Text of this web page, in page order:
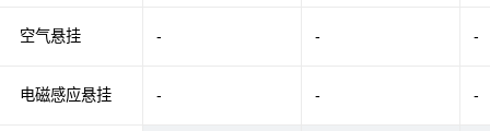
空气悬挂
电磁感应悬挂
- - -
- - -